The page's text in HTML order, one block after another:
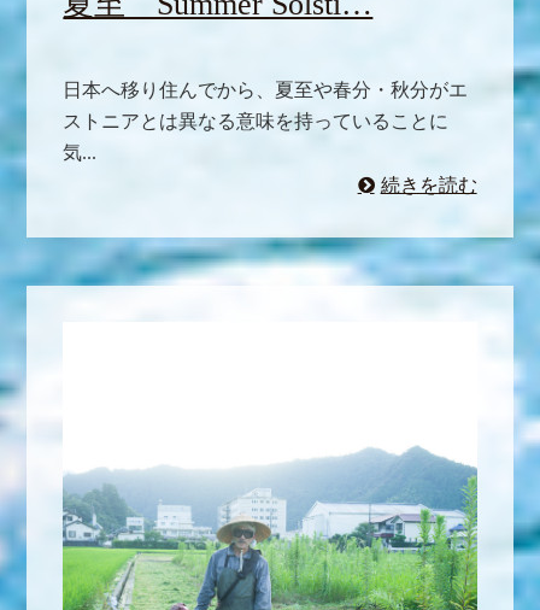
日本へ移り住んでから、夏至や春分・秋分がエ
ストニアとは異なる意味を持っていることに
気...
続きを読む